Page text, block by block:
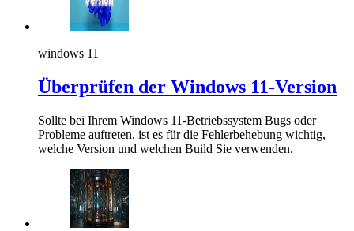
windows 11
Überprüfen der Windows 11-Version
Sollte bei Ihrem Windows 11-Betriebssystem Bugs oder
Probleme auftreten, ist es für die Fehlerbehebung wichtig,
welche Version und welchen Build Sie verwenden.